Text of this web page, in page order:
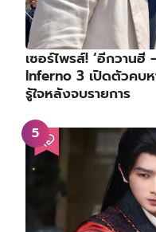
เซอร์ไพรส์! ‘อีกวานฮี
Inferno 3 เปิดตัวคบ
รู้ใจหลังจบรายการ